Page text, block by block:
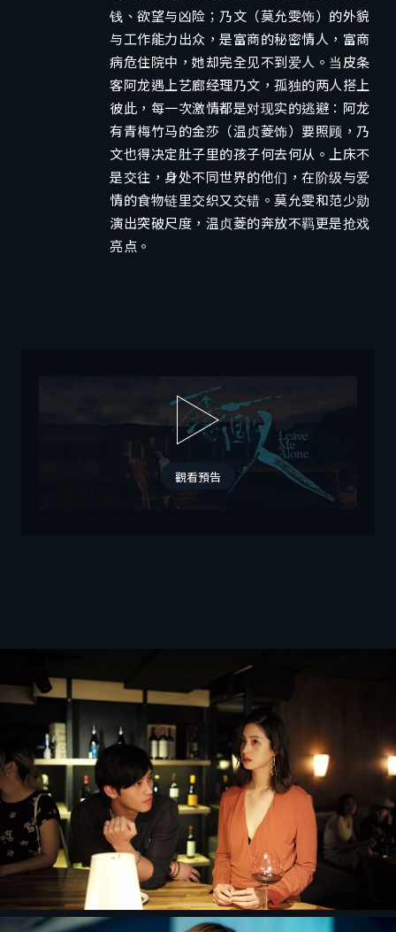
钱、欲望与凶险；乃文（莫允雯饰）的外貌
与工作能力出众，是富商的秘密情人，富商
病危住院中，她却完全见不到爱人。当皮条
客阿龙遇上艺廊经理乃文，孤独的两人搭上
彼此，每一次激情都是对现实的逃避：阿龙
有青梅竹马的金莎（温贞菱饰）要照顾，乃
文也得决定肚子里的孩子何去何从。上床不
是交往，身处不同世界的他们，在阶级与爱
情的食物链里交织又交错。莫允雯和范少勋
演出突破尺度，温贞菱的奔放不羁更是抢戏
亮点。
觀看預告